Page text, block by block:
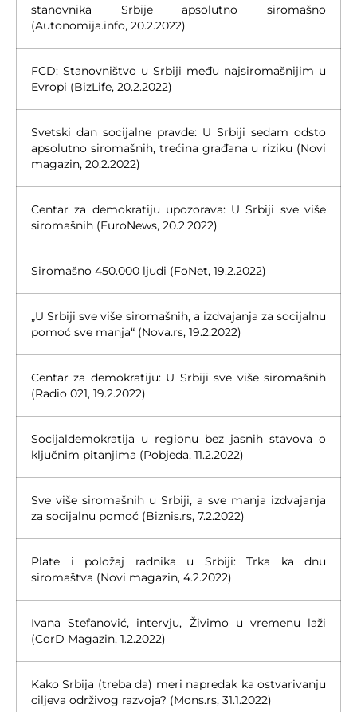
stanovnika Srbije apsolutno siromašno
(Autonomija.info, 20.2.2022)
FCD: Stanovništvo u Srbiji među najsiromašnijim u
Evropi (BizLife, 20.2.2022)
Svetski dan socijalne pravde: U Srbiji sedam odsto
apsolutno siromašnih, trećina građana u riziku (Novi
magazin, 20.2.2022)
Centar za demokratiju upozorava: U Srbiji sve više
siromašnih (EuroNews, 20.2.2022)
Siromašno 450.000 ljudi (FoNet, 19.2.2022)
„U Srbiji sve više siromašnih, a izdvajanja za socijalnu
pomoć sve manja“ (Nova.rs, 19.2.2022)
Centar za demokratiju: U Srbiji sve više siromašnih
(Radio 021, 19.2.2022)
Socijaldemokratija u regionu bez jasnih stavova o
ključnim pitanjima (Pobjeda, 11.2.2022)
Sve više siromašnih u Srbiji, a sve manja izdvajanja
za socijalnu pomoć (Biznis.rs, 7.2.2022)
Plate i položaj radnika u Srbiji: Trka ka dnu
siromaštva (Novi magazin, 4.2.2022)
Ivana Stefanović, intervju, Živimo u vremenu laži
(CorD Magazin, 1.2.2022)
Kako Srbija (treba da) meri napredak ka ostvarivanju
ciljeva održivog razvoja? (Mons.rs, 31.1.2022)